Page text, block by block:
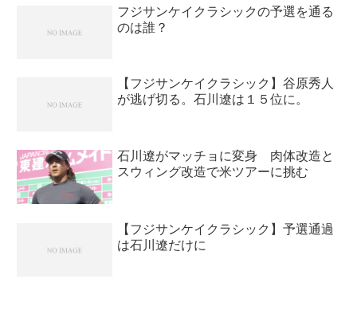
フジサンケイクラシックの予選を通る
のは誰？
【フジサンケイクラシック】谷原秀人
が逃げ切る。石川遼は１５位に。
石川遼がマッチョに変身 肉体改造と
スウィング改造で米ツアーに挑む
【フジサンケイクラシック】予選通過
は石川遼だけに